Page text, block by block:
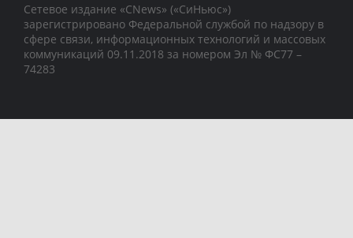
Сетевое издание «CNews» («СиНьюс»)
зарегистрировано Федеральной службой по надзору в
сфере связи, информационных технологий и массовых
коммуникаций 09.11.2018 за номером Эл № ФС77 –
74283